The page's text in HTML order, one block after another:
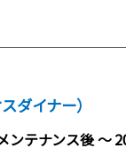
ダイナー）
ンテナンス後 ～